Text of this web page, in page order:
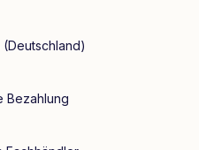
Bezahlung